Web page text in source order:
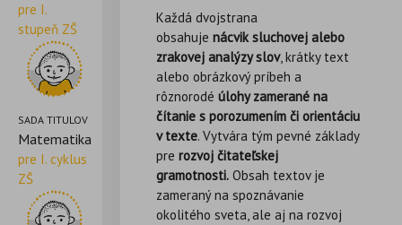
pre I.
stupeň ZŠ
SADA TITULOV
Matematika
pre I. cyklus
ZŠ
Každá dvojstrana
obsahuje nácviksluchovej alebo
zrakovej analýzy slov, krátky text
alebo obrázkový príbeh a
rôznorodéúlohy zamerané na
čítanies porozumením či orientáciu
v texte. Vytvára tým pevné základy
prerozvojčitateľskej
gramotnosti. Obsah textov je
zameraný na spoznávanie
okolitého sveta, ale aj na rozvoj